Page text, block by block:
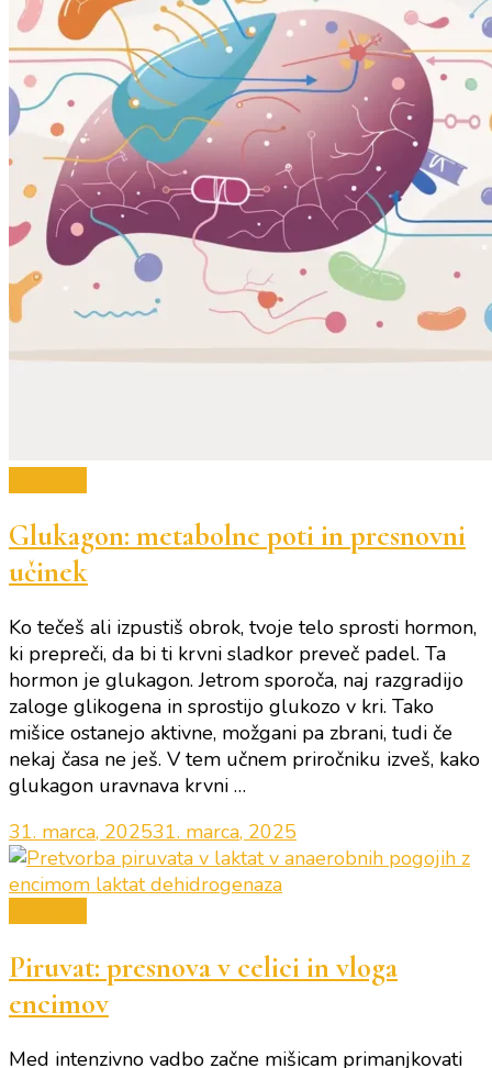
Glukagon: metabolne poti in presnovni
učinek
Ko tečeš ali izpustiš obrok, tvoje telo sprosti hormon,
ki prepreči, da bi ti krvni sladkor preveč padel. Ta
hormon je glukagon. Jetrom sporoča, naj razgradijo
zaloge glikogena in sprostijo glukozo v kri. Tako
mišice ostanejo aktivne, možgani pa zbrani, tudi če
nekaj časa ne ješ. V tem učnem priročniku izveš, kako
glukagon uravnava krvni …
31. marca, 202531. marca, 2025
Piruvat: presnova v celici in vloga
encimov
Med intenzivno vadbo začne mišicam primanjkovati